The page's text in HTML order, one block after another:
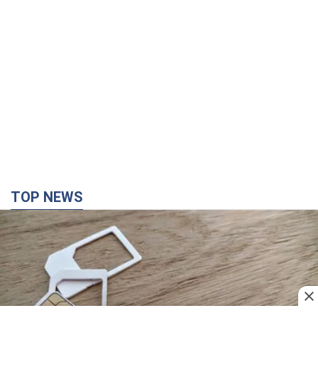
Мобільні оператори підвищили тарифи "до
межі", але якість зв'язку деградувала: чи варто
скаржитись на ціни
Чому ціни на мобільний зв'язок зросли у кілька разів і як
поліпшити якість інтернету на телефоні
5 часов назад 35,7 т.